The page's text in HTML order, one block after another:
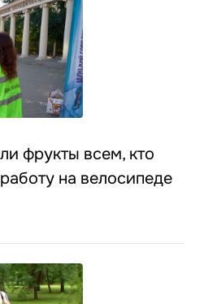
фрукты всем, кто
на велосипеде